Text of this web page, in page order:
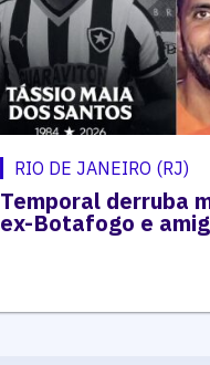
RIO DE JANEIRO (RJ)
Temporal derruba
ex-Botafogo e